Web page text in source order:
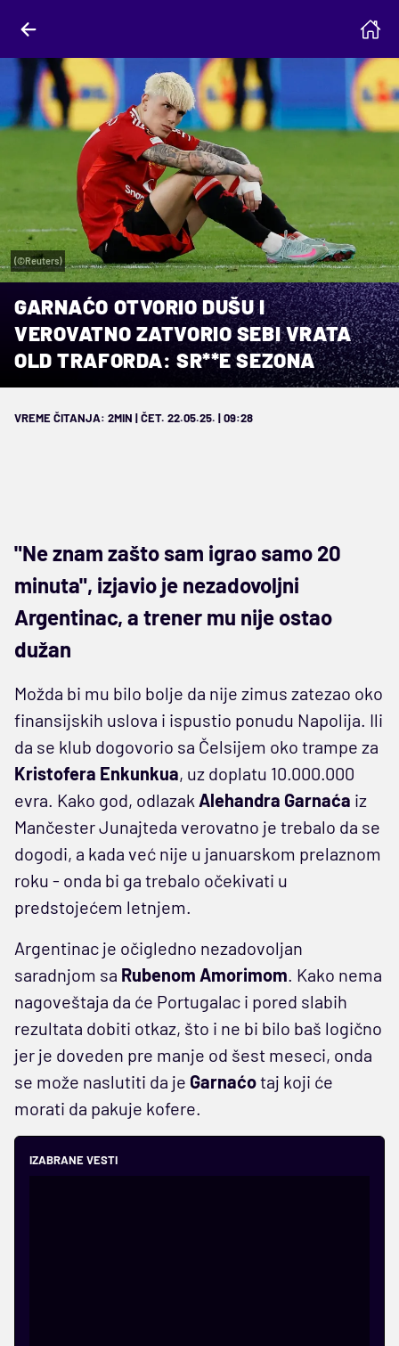
(©Reuters)
GARNAĆO OTVORIO DUŠU I
VEROVATNO ZATVORIO SEBI VRATA
OLD TRAFORDA: SR**E SEZONA
VREME ČITANJA: 2MIN | ČET. 22.05.25. | 09:28
"Ne znam zašto sam igrao samo 20
minuta", izjavio je nezadovoljni
Argentinac, a trener mu nije ostao
dužan
Možda bi mu bilo bolje da nije zimus zatezao oko
finansijskih uslova i ispustio ponudu Napolija. Ili
da se klub dogovorio sa Čelsijem oko trampe za
Kristofera Enkunkua, uz doplatu 10.000.000
evra. Kako god, odlazak Alehandra Garnaća iz
Mančester Junajteda verovatno je trebalo da se
dogodi, a kada već nije u januarskom prelaznom
roku - onda bi ga trebalo očekivati u
predstojećem letnjem.
Argentinac je očigledno nezadovoljan
saradnjom sa Rubenom Amorimom. Kako nema
nagoveštaja da će Portugalac i pored slabih
rezultata dobiti otkaz, što i ne bi bilo baš logično
jer je doveden pre manje od šest meseci, onda
se može naslutiti da je Garnaćotaj koji će
morati da pakuje kofere.
IZABRANE VESTI